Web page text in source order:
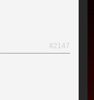
#2147